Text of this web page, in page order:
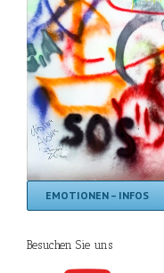
EMOTIONEN – INFOS
Besuchen Sie uns